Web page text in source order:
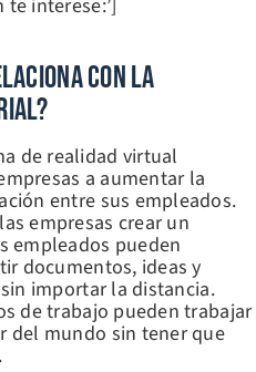
interese:’]
Con La
de realidad virtual
a aumentar la
entre sus empleados.
empresas crear un
empleados pueden
documentos, ideas y
importar la distancia.
de trabajo pueden trabajar
del mundo sin tener que